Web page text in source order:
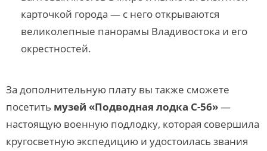
карточкой города — с него открываются
великолепные панорамы Владивостока и его
окрестностей.
За дополнительную плату вы также сможете
посетить музей «Подводная лодка С-56»—
настоящую военную подлодку, которая совершила
кругосветную экспедицию и удостоилась звания